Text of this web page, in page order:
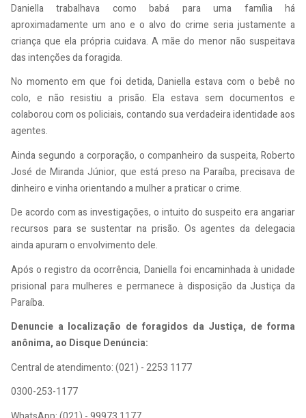
Daniella trabalhava como babá para uma família há
aproximadamente um ano e o alvo do crime seria justamente a
criança que ela própria cuidava. A mãe do menor não suspeitava
das intenções da foragida.
No momento em que foi detida, Daniella estava com o bebê no
colo, e não resistiu a prisão. Ela estava sem documentos e
colaborou com os policiais, contando sua verdadeira identidade aos
agentes.
Ainda segundo a corporação, o companheiro da suspeita, Roberto
José de Miranda Júnior, que está preso na Paraíba, precisava de
dinheiro e vinha orientando a mulher a praticar o crime.
De acordo com as investigações, o intuito do suspeito era angariar
recursos para se sustentar na prisão. Os agentes da delegacia
ainda apuram o envolvimento dele.
Após o registro da ocorrência, Daniella foi encaminhada à unidade
prisional para mulheres e permanece à disposição da Justiça da
Paraíba.
Denuncie a localização de foragidos da Justiça, de forma
anônima, ao Disque Denúncia:
Central de atendimento: (021) - 2253 1177
0300-253-1177